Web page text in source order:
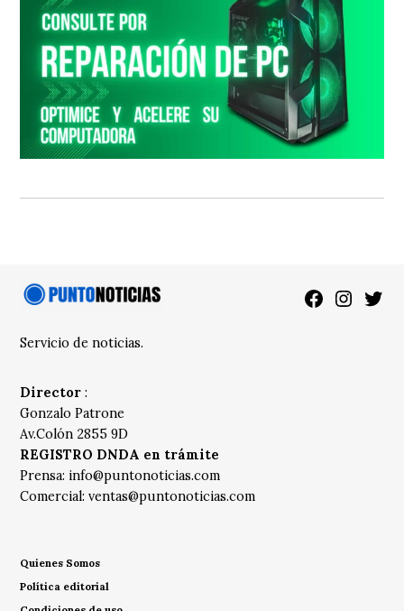
Facebook
Servicio de noticias.
Director :
Gonzalo Patrone
Av.Colón 2855 9D
REGISTRO DNDA en trámite
Prensa: info@puntonoticias.com
Comercial:ventas@puntonoticias.com
Quienes Somos
Política editorial